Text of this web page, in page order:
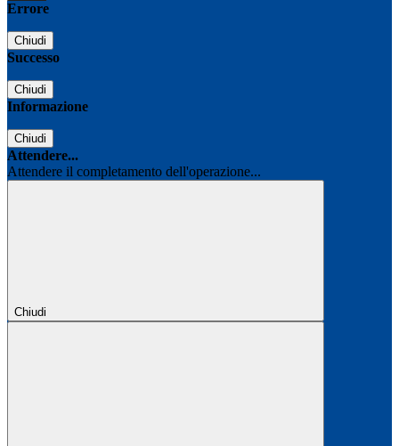
Errore
Chiudi
Successo
Chiudi
Informazione
Chiudi
Attendere...
Attendere il completamento dell'operazione...
Chiudi